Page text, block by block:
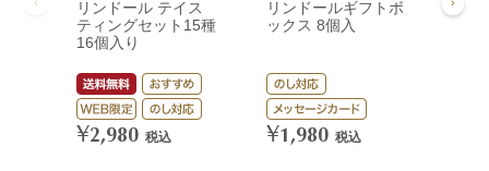
リンドール テイス
ティングセット15種
16個入り
¥2,980 税込
リンドールギフトボ
ックス 8個入
¥1,980 税込
リ